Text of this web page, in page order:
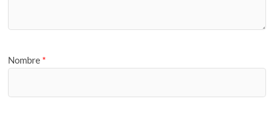
Nombre *